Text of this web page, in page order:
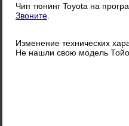
Чип тюнинг Toyota на
Звоните
Изменение технических
Не нашли свою модель